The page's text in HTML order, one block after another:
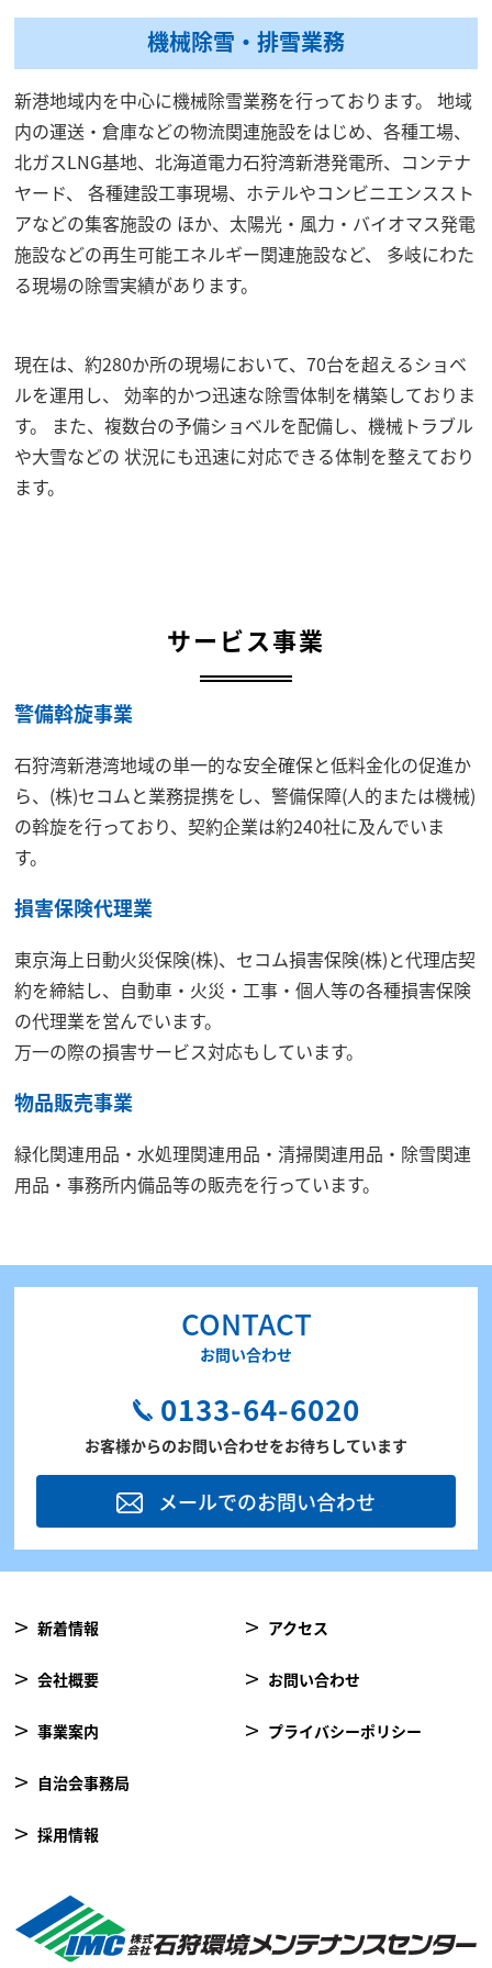
機械除雪・排雪業務
新港地域内を中心に機械除雪業務を行っております。 地域
内の運送・倉庫などの物流関連施設をはじめ、各種工場、
北ガスLNG基地、北海道電力石狩湾新港発電所、コンテナ
ヤード、 各種建設工事現場、ホテルやコンビニエンススト
アなどの集客施設の ほか、太陽光・風力・バイオマス発電
施設などの再生可能エネルギー関連施設など、 多岐にわた
る現場の除雪実績があります。
現在は、約280か所の現場において、70台を超えるショベ
ルを運用し、 効率的かつ迅速な除雪体制を構築しておりま
す。 また、複数台の予備ショベルを配備し、機械トラブル
や大雪などの 状況にも迅速に対応できる体制を整えており
ます。
サービス事業
警備斡旋事業
石狩湾新港湾地域の単一的な安全確保と低料金化の促進か
ら、(株)セコムと業務提携をし、警備保障(人的または機械)
の斡旋を行っており、契約企業は約240社に及んでいま
す。
損害保険代理業
東京海上日動火災保険(株)、セコム損害保険(株)と代理店契
約を締結し、自動車・火災・工事・個人等の各種損害保険
の代理業を営んでいます。
万一の際の損害サービス対応もしています。
物品販売事業
緑化関連用品・水処理関連用品・清掃関連用品・除雪関連
用品・事務所内備品等の販売を行っています。
CONTACT
お問い合わせ
0133-64-6020
お客様からのお問い合わせをお待ちしています
メールでのお問い合わせ
新着情報
会社概要
事業案内
自治会事務局
採用情報
アクセス
お問い合わせ
プライバシーポリシー